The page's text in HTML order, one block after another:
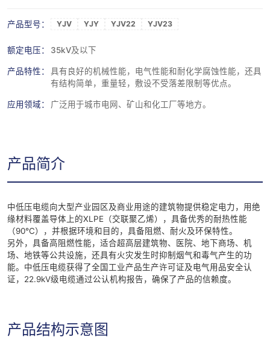
产品型号： YJV YJY YJV22 YJV23
额定电压： 35kV及以下
产品特性：
具有良好的机械性能，电气性能和耐化学腐蚀性能，还具
有结构简单，重量轻，敷设不受落差限制等优点。
应用领域： 广泛用于城市电网、矿山和化工厂等地方。
产品简介
中低压电缆向大型产业园区及商业用途的建筑物提供稳定电力，用绝
缘材料覆盖导体上的XLPE（交联聚乙烯），具备优秀的耐热性能
（90℃），并根据环境和目的，具备阻燃、耐火及环保特性。
另外，具备高阻燃性能，适合超高层建筑物、医院、地下商场、机
场、地铁等公共设施，还具有火灾发生时抑制烟气和毒气产生的功
能。中低压电缆获得了全国工业产品生产许可证及电气用品安全认
证，22.9kV级电缆通过公认机构报告，确保了产品的信赖度。
产品结构示意图